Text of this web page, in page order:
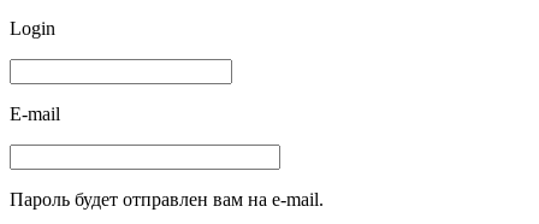
Login
E-mail
Пароль будет отправлен вам на e-mail.